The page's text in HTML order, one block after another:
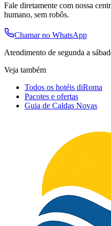
Fale diretamente com nossa
humano, sem robôs.
Chamar no WhatsApp
Atendimento de segunda a
Veja também
Todos os hotéis diRoma
Pacotes e ofertas
Guia de Caldas Novas